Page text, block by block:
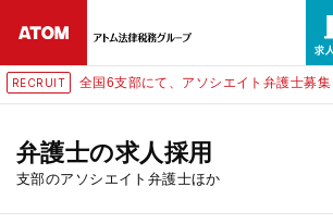
RECRUIT 全国6支部にて、アソシエイト弁護士募集
弁護士の求人採用
支部のアソシエイト弁護士ほか
24時間365日全国対応
無料相談窓口はこちら